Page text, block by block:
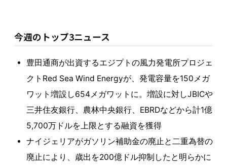
今週のトップ3ニュース
豊田通商が出資するエジプトの風力発電所プロジェ
クトRed Sea Wind Energyが、発電容量を150メガ
ワット増設し654メガワットに。増設に対しJBICや
三井住友銀行、農林中央銀行、EBRDなどから計1億
5,700万ドルを上限とする融資を獲得
ナイジェリアがガソリン補助金の廃止と二重為替の
廃止により、歳出を200億ドル抑制したと明らかに